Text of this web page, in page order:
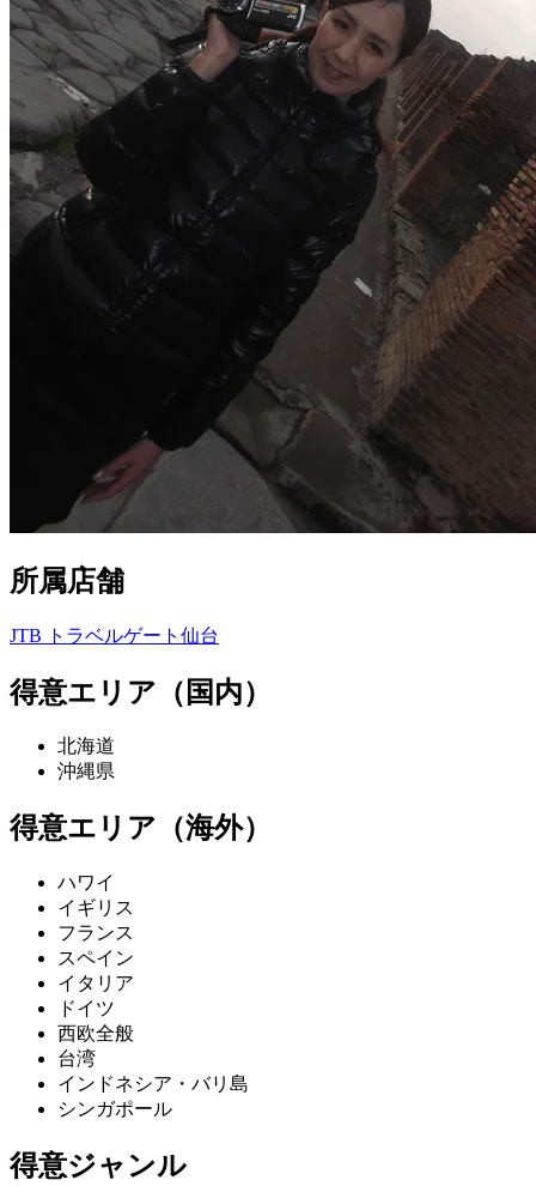
所属店舗
JTB トラベルゲート仙台
得意エリア（国内）
北海道
沖縄県
得意エリア（海外）
ハワイ
イギリス
フランス
スペイン
イタリア
ドイツ
西欧全般
台湾
インドネシア・バリ島
シンガポール
得意ジャンル